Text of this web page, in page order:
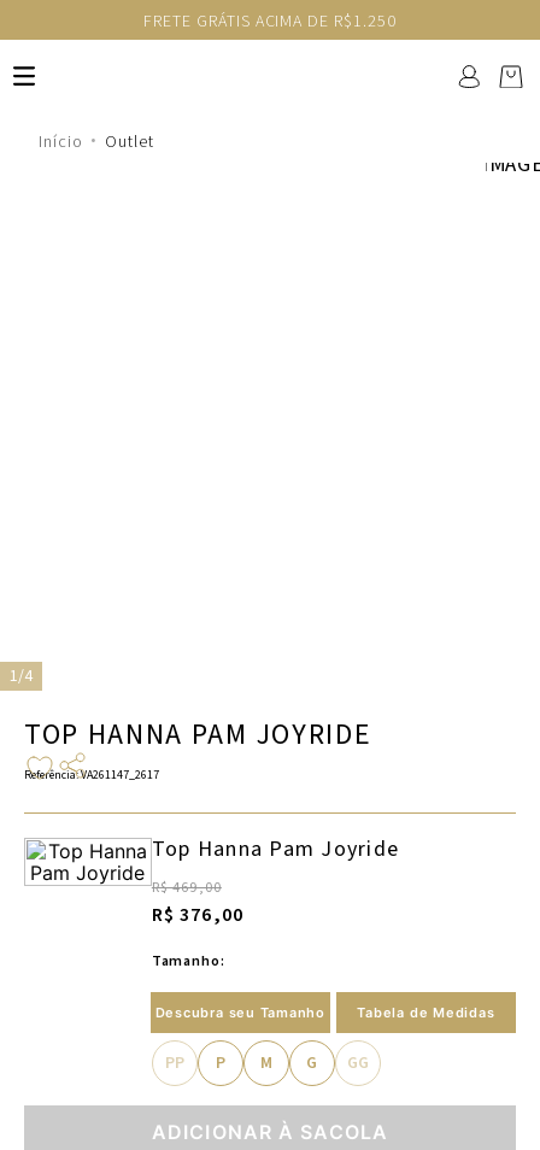
FRETE GRÁTIS ACIMA DE R$1.250
Outlet
1/4
TOP HANNA PAM JOYRIDE
Referência:VA261147_2617
Top Hanna Pam Joyride
R$ 469,00
R$ 376,00
Tamanho:
Descubra seu Tamanho Tabela de Medidas
PP P M G GG
ADICIONAR À SACOLA